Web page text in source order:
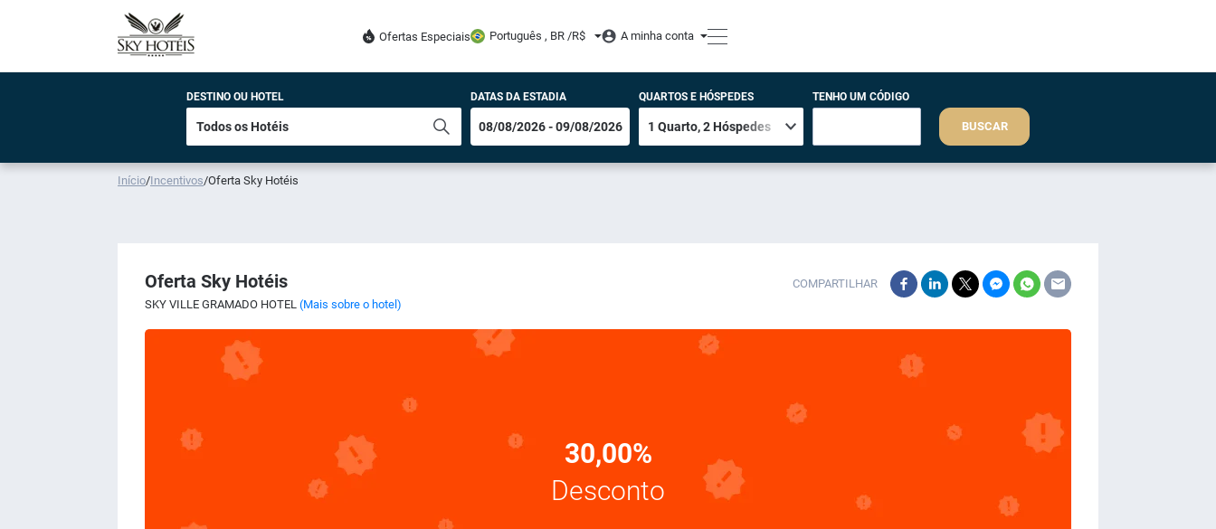
Ofertas Especiais Português , BR /R$ A minha conta
DESTINO OU HOTEL DATAS DA ESTADIA QUARTOS E HÓSPEDES TENHO UM CÓDIGO
BUSCAR
Início/Incentivos/Oferta Sky Hotéis
Oferta Sky Hotéis
SKY VILLE GRAMADO HOTEL (Mais sobre o hotel)
COMPARTILHAR
30,00%
Desconto